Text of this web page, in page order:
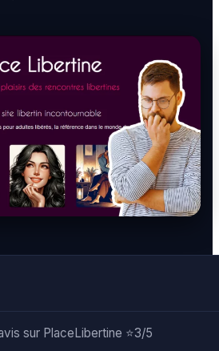
sur PlaceLibertine ⭐3/5